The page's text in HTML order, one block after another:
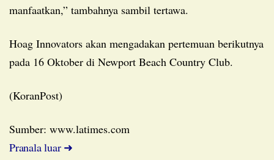
manfaatkan,” tambahnya sambil tertawa.
Hoag Innovators akan mengadakan pertemuan berikutnya
pada 16 Oktober di Newport Beach Country Club.
(KoranPost)
Sumber: www.latimes.com
Pranala luar ➜